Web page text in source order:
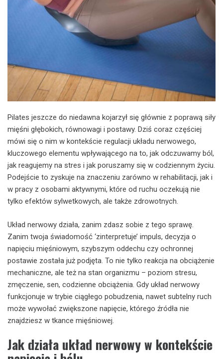
Pilates jeszcze do niedawna kojarzył się głównie z poprawą siły
mięśni głębokich, równowagi i postawy. Dziś coraz częściej
mówi się o nim w kontekście regulacji układu nerwowego,
kluczowego elementu wpływającego na to, jak odczuwamy ból,
jak reagujemy na stres i jak poruszamy się w codziennym życiu.
Podejście to zyskuje na znaczeniu zarówno w rehabilitacji, jak i
w pracy z osobami aktywnymi, które od ruchu oczekują nie
tylko efektów sylwetkowych, ale także zdrowotnych.
Układ nerwowy działa, zanim zdasz sobie z tego sprawę.
Zanim twoja świadomość ‘zinterpretuje’ impuls, decyzja o
napięciu mięśniowym, szybszym oddechu czy ochronnej
postawie została już podjęta. To nie tylko reakcja na obciążenie
mechaniczne, ale też na stan organizmu – poziom stresu,
zmęczenie, sen, codzienne obciążenia. Gdy układ nerwowy
funkcjonuje w trybie ciągłego pobudzenia, nawet subtelny ruch
może wywołać zwiększone napięcie, którego źródła nie
znajdziesz w tkance mięśniowej.
Jak działa układ nerwowy w kontekście